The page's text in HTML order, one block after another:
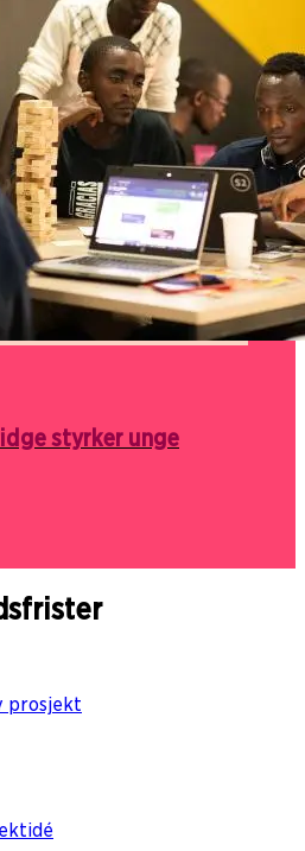
styrker unge
prosjekt